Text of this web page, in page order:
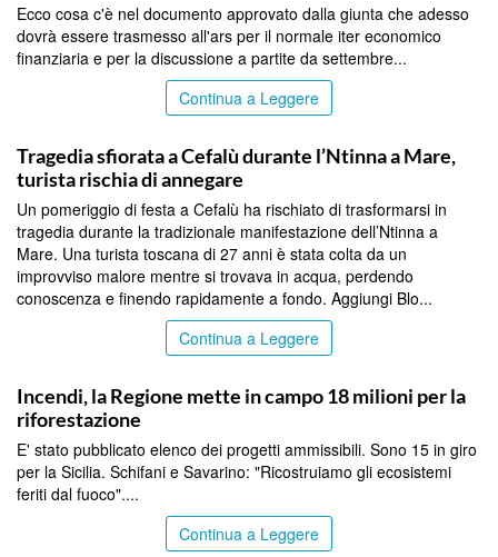
Ecco cosa c'è nel documento approvato dalla giunta che adesso
dovrà essere trasmesso all'ars per il normale iter economico
finanziaria e per la discussione a partite da settembre...
Continua a Leggere
Tragedia sfiorata a Cefalù durante l’Ntinna a Mare,
turista rischia di annegare
Un pomeriggio di festa a Cefalù ha rischiato di trasformarsi in
tragedia durante la tradizionale manifestazione dell’Ntinna a
Mare. Una turista toscana di 27 anni è stata colta da un
improvviso malore mentre si trovava in acqua, perdendo
conoscenza e finendo rapidamente a fondo. Aggiungi Blo...
Continua a Leggere
Incendi, la Regione mette in campo 18 milioni per la
riforestazione
E' stato pubblicato elenco dei progetti ammissibili. Sono 15 in giro
per la Sicilia. Schifani e Savarino: "Ricostruiamo gli ecosistemi
feriti dal fuoco"....
Continua a Leggere